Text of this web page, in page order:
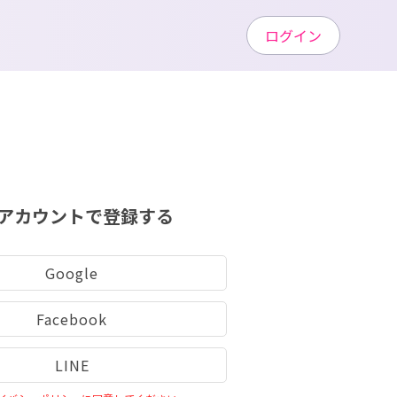
カウントで登録する
Google
Facebook
LINE
ログイン